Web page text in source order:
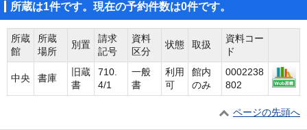
所蔵は1件です。現在の予約件数は0件です。
所蔵
館
所蔵
場所
別置
請求
記号
資料
区分
状態 取扱
資料コー
ド
中央 書庫
旧蔵
書
710.
4/1
一般
書
利用
可
館内
のみ
0002238
802
ページの先頭へ